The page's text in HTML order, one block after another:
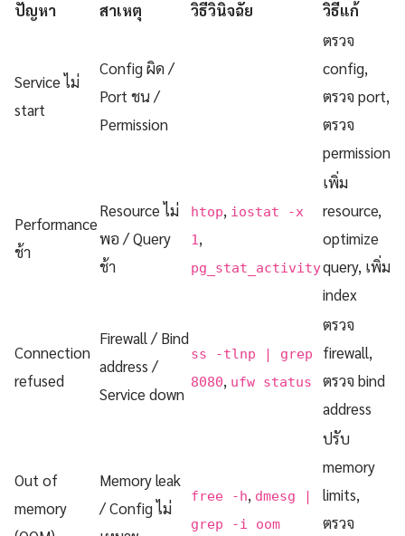
ปัญหา สาเหตุ วิธีวินิจฉัย วิธีแก้
Service ไม่
start
Config ผิด /
Port ชน /
Permission
ตรวจ
config,
ตรวจ port,
ตรวจ
permission
Performance
ช้า
Resource ไม่
พอ / Query
ช้า
htop, iostat -x
1 ,
pg_stat_activity
เพิ่ม
resource,
optimize
query, เพิ่ม
index
Connection
refused
Firewall / Bind
address /
Service down
ss -tlnp | grep
8080, ufw status
ตรวจ
firewall,
ตรวจ bind
address
Out of
memory
Memory leak
/ Config ไม่
free -h, dmesg |
grep -i oom
ปรับ
memory
limits,
ตรวจ